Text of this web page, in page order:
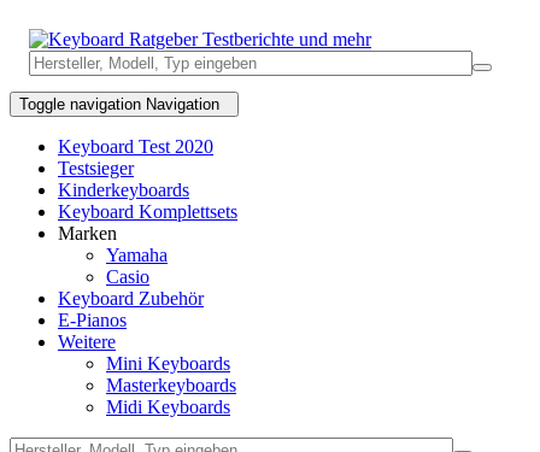
Toggle navigation Navigation
Keyboard Test 2020
Testsieger
Kinderkeyboards
Keyboard Komplettsets
Marken
Yamaha
Casio
Keyboard Zubehör
E-Pianos
Weitere
Mini Keyboards
Masterkeyboards
Midi Keyboards